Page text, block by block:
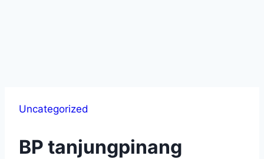
Uncategorized
BP tanjungpinang